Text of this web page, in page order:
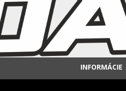
INFORMÁCIE